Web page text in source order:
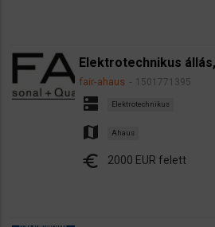
Elektrotechnikus
fair-ahaus 1501771395
dns Elektrotechnikus
map Ahaus
euro 2000 EUR felett